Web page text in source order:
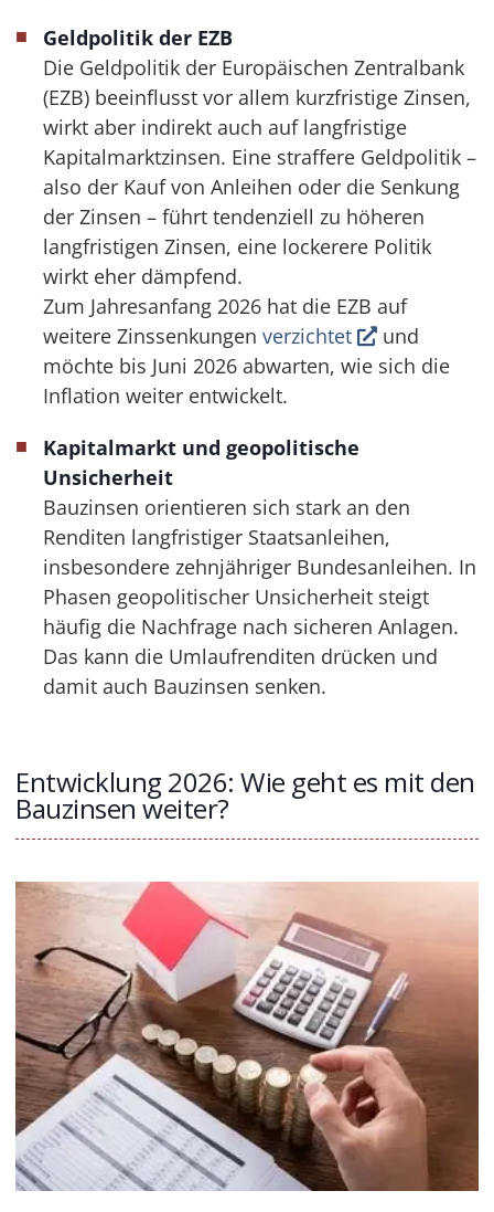
Geldpolitik der EZB
Die Geldpolitik der Europäischen Zentralbank
(EZB) beeinflusst vor allem kurzfristige Zinsen,
wirkt aber indirekt auch auf langfristige
Kapitalmarktzinsen. Eine straffere Geldpolitik –
also der Kauf von Anleihen oder die Senkung
der Zinsen – führt tendenziell zu höheren
langfristigen Zinsen, eine lockerere Politik
wirkt eher dämpfend.
Zum Jahresanfang 2026 hat die EZB auf
weitere Zinssenkungenverzichtet
und
möchte bis Juni 2026 abwarten, wie sich die
Inflation weiter entwickelt.
Kapitalmarkt und geopolitische
Unsicherheit
Bauzinsen orientieren sich stark an den
Renditen langfristiger Staatsanleihen,
insbesondere zehnjähriger Bundesanleihen. In
Phasen geopolitischer Unsicherheit steigt
häufig die Nachfrage nach sicheren Anlagen.
Das kann die Umlaufrenditen drücken und
damit auch Bauzinsen senken.
Entwicklung 2026: Wie geht es mit den
Bauzinsen weiter?